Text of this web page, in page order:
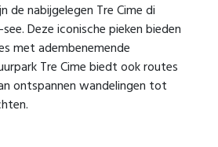
de nabijgelegen Tre Cime di
Deze iconische pieken bieden
met adembenemende
Tre Cime biedt ook routes
ontspannen wandelingen tot